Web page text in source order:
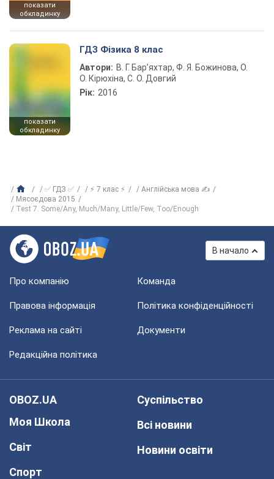
показати
обкладинку
показати
обкладинку
ГДЗ Фізика 8 клас
Автори: В. Г. Бар’яхтар, Ф. Я. Божинова, О.
О. Кірюхіна, С. О. Довгий
Рік: 2016
✅ ГДЗ ✅ ⚡ 7 клас ⚡
Англійська мова ✍
Мясоєдова 2015
Test 7. Some/Any, Much/Many, Little/Few, Too/Enough
В начало
Про компанію Команда
Правова інформація Політика конфіденційності
Реклама на сайті Документи
Редакційна політика
OBOZ.UA
Моя Школа
Світ
Спорт
Суспільство
Всі новини
Новини освіти